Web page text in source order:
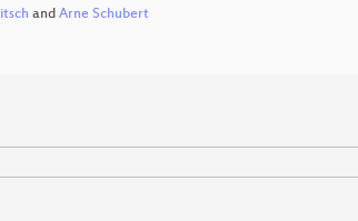
and Arne Schubert